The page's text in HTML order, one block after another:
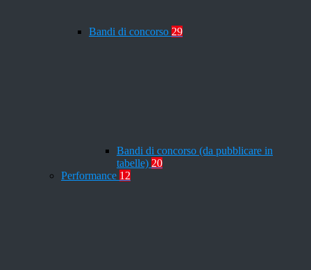
Bandi di concorso 29
Bandi di concorso (da pubblicare in
tabelle) 20
Performance 12